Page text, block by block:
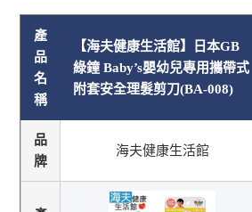
產
品
名
稱
【海夫健康生活館】日本GB
綠鐘 Baby’s嬰幼兒專用攜帶式
附套安全理髮剪刀(BA-008)
品
牌
海夫健康生活館